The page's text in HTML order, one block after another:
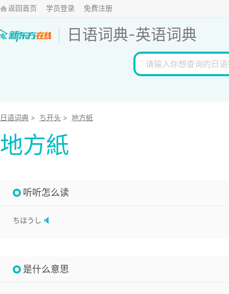
返回首页 学员登录 免费注册
日语词典-英语词典
日语词典 > ち开头 > 地方紙
地方紙
听听怎么读
ちほうし
是什么意思